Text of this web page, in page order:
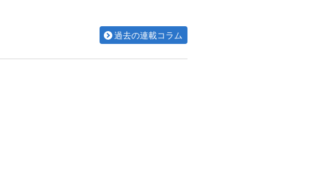
過去の連載コラム